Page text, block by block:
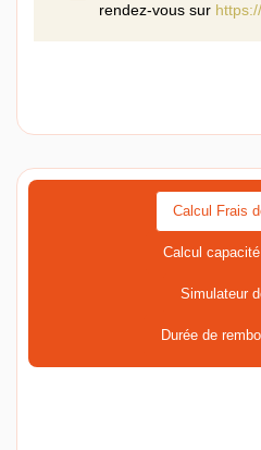
rendez-vous sur
Calcul Frais
Calcul
Simulateur
Durée de